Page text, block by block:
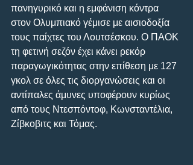
πανηγυρικό και η εμφάνιση κόντρα
στον Ολυμπιακό γέμισε με αισιοδοξία
τους παίχτες του Λουτσέσκου. Ο ΠΑΟΚ
τη φετινή σεζόν έχει κάνει ρεκόρ
παραγωγικότητας στην επίθεση με 127
γκολ σε όλες τις διοργανώσεις και οι
αντίπαλες άμυνες υποφέρουν κυρίως
από τους Ντεσπόντοφ, Κωνσταντέλια,
Ζίβκοβιτς και Τόμας.